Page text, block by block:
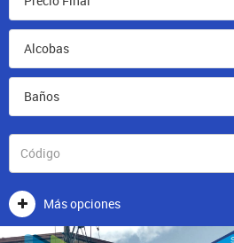
Más opciones